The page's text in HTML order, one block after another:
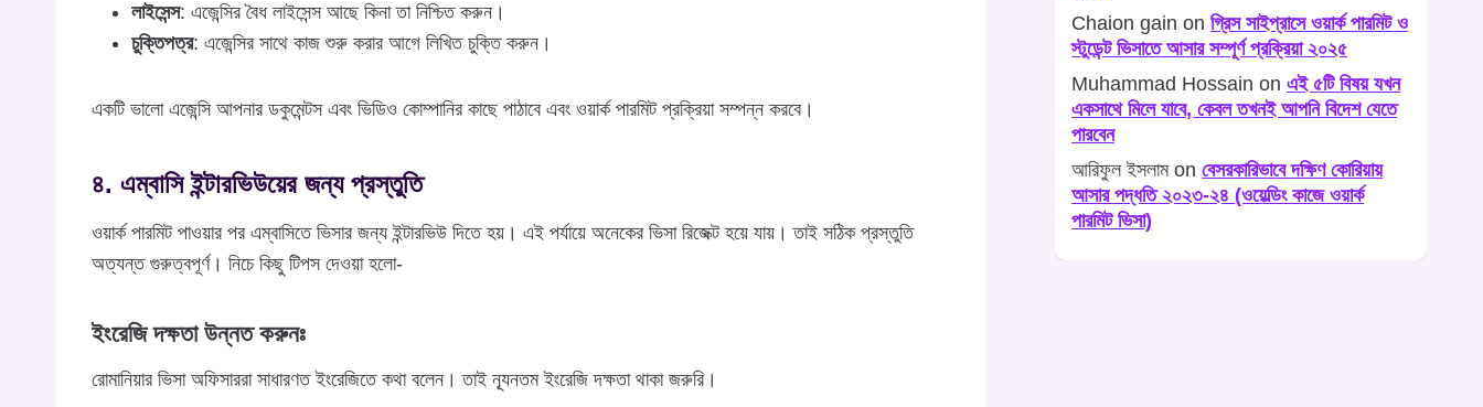
লাইসেন্স: এজেন্সির বৈধ লাইসেন্স আছে কিনা তা নিশ্চিত করুন।
চুক্তিপত্র: এজেন্সির সাথে কাজ শুরু করার আগে লিখিত চুক্তি করুন।
একটি ভালো এজেন্সি আপনার ডকুমেন্টস এবং ভিডিও কোম্পানির কাছে পাঠাবে এবং ওয়ার্ক পারমিট প্রক্রিয়া সম্পন্ন করবে।
৪. এম্বাসি ইন্টারভিউয়ের জন্য প্রস্তুতি
ওয়ার্ক পারমিট পাওয়ার পর এম্বাসিতে ভিসার জন্য ইন্টারভিউ দিতে হয়। এই পর্যায়ে অনেকের ভিসা রিজেক্ট হয়ে যায়। তাই সঠিক প্রস্তুতি
অত্যন্ত গুরুত্বপূর্ণ। নিচে কিছু টিপস দেওয়া হলো-
ইংরেজি দক্ষতা উন্নত করুনঃ
রোমানিয়ার ভিসা অফিসাররা সাধারণত ইংরেজিতে কথা বলেন। তাই ন্যূনতম ইংরেজি দক্ষতা থাকা জরুরি।
Chaion gain onগ্রিস সাইপ্রাসে ওয়ার্ক পারমিট ও
স্টুডেন্ট ভিসাতে আসার সম্পূর্ণ প্রক্রিয়া ২০২৫
Muhammad Hossain onএই ৫টি বিষয় যখন
একসাথে মিলে যাবে, কেবল তখনই আপনি বিদেশ যেতে
পারবেন
আরিফুল ইসলামonবেসরকারিভাবে দক্ষিণ কোরিয়ায়
আসার পদ্ধতি ২০২৩-২৪ (ওয়েল্ডিং কাজে ওয়ার্ক
পারমিট ভিসা)